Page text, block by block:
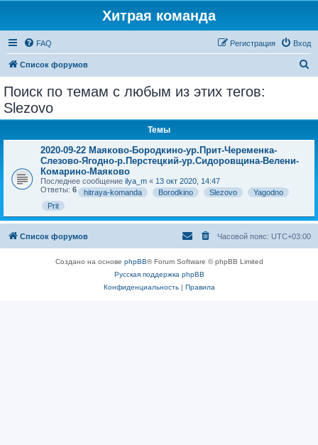
Хитрая команда
FAQ Вход
Регистрация
Список форумов
Поиск по темам с любым из этих тегов:
Slezovo
Темы
2020-09-22 Маяково-Бородкино-ур.Прит-Череменка-
Слезово-Ягодно-р.Перстецкий-ур.Сидоровщина-Велени-
Комарино-Маяково
Последнее сообщение ilya_m « 13 окт 2020, 14:47
Ответы: 6 hitraya-komanda Borodkino Slezovo
Yagodno
Prit
Список форумов Часовой пояс: UTC+03:00
Создано на основе phpBB® Forum Software © phpBB Limited
Русская поддержка phpBB
Конфиденциальность| Правила